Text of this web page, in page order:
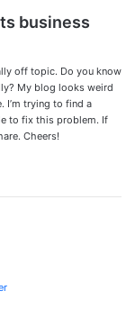
business
:
off topic. Do you know
My blog looks weird
I’m trying to find a
to fix this problem. If
Cheers!